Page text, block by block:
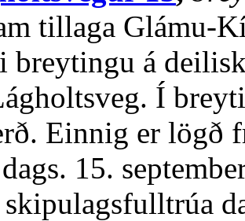
tillaga Glámu-
breytingu á
Í
Einnig er lögð
15.